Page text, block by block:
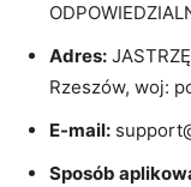
Adres:
Rzeszów, woj:
E-mail:
Sposób